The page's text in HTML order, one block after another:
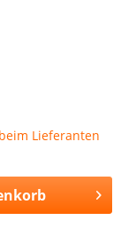
Lieferanten